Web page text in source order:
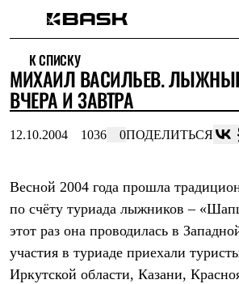
Интернет-магазин
Мужская одежда
Утепленная пухом
Куртки
Жилеты
Куртки
Штормовая одежда
Куртки
Софтшелл одежда
Куртки
К СПИСКУ
МИХАИЛ ВАСИЛЬЕВ.
ВЧЕРА И ЗАВТРА
12.10.2004 1036 0ПОДЕЛИТЬСЯ
Весной 2004 года прошла
по счёту туриада лыжников –
этот раз она проводилась в
участия в туриаде приехали
Иркутской области, Казани,